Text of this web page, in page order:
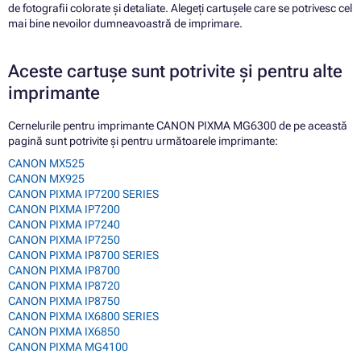
de fotografii colorate și detaliate. Alegeți cartușele care se potrivesc cel
mai bine nevoilor dumneavoastră de imprimare.
Aceste cartușe sunt potrivite și pentru alte
imprimante
Cernelurile pentru imprimante CANON PIXMA MG6300 de pe această
pagină sunt potrivite și pentru următoarele imprimante:
CANON MX525
CANON MX925
CANON PIXMA IP7200 SERIES
CANON PIXMA IP7200
CANON PIXMA IP7240
CANON PIXMA IP7250
CANON PIXMA IP8700 SERIES
CANON PIXMA IP8700
CANON PIXMA IP8720
CANON PIXMA IP8750
CANON PIXMA IX6800 SERIES
CANON PIXMA IX6850
CANON PIXMA MG4100